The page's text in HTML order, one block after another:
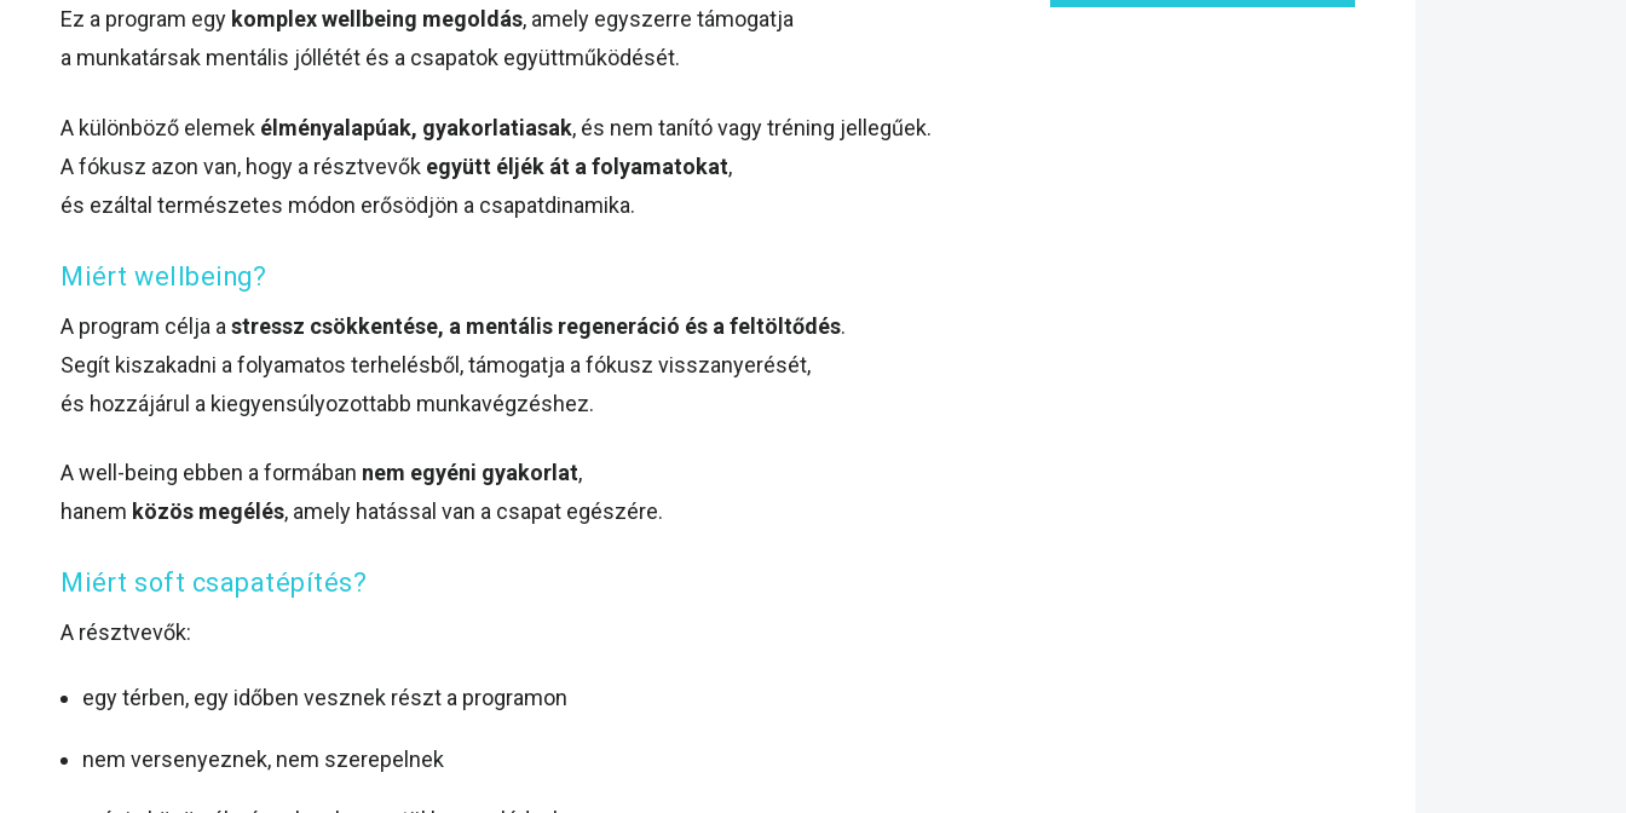
Ez a program egy komplex wellbeing megoldás, amely egyszerre támogatja
a munkatársak mentális jóllétét és a csapatok együttműködését.
A különböző elemek élményalapúak, gyakorlatiasak, és nem tanító vagy tréning jellegűek.
A fókusz azon van, hogy a résztvevők együtt éljék át a folyamatokat,
és ezáltal természetes módon erősödjön a csapatdinamika.
Miért wellbeing?
A program célja a stressz csökkentése, a mentális regeneráció és a feltöltődés.
Segít kiszakadni a folyamatos terhelésből, támogatja a fókusz visszanyerését,
és hozzájárul a kiegyensúlyozottabb munkavégzéshez.
A well-being ebben a formában nem egyéni gyakorlat,
hanem közös megélés, amely hatással van a csapat egészére.
Miért soft csapatépítés?
A résztvevők:
egy térben, egy időben vesznek részt a programon
nem versenyeznek, nem szerepelnek